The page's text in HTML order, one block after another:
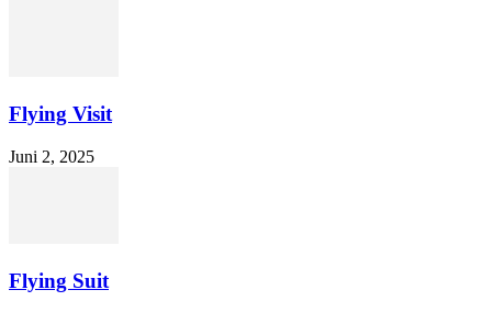
Flying Visit
Juni 2, 2025
Flying Suit